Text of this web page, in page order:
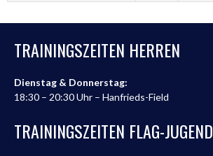
TRAININGSZEITEN HERREN
Dienstag & Donnerstag:
18:30 – 20:30 Uhr – Hanfrieds-Field
TRAININGSZEITEN FLAG-JUGEND